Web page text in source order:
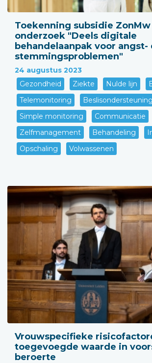
Toekenning subsidie
onderzoek "Deels digitale
behandelaanpak voor angst-
stemmingsproblemen"
24 augustus 2023
Gezondheid
Ziekte Nulde lijn
Telemonitoring
Beslisondersteuning
Simple monitoring
Communicatie
Zelfmanagement
Behandeling
Opschaling
Volwassenen
Vrouwspecifieke
toegevoegde waarde in
beroerte